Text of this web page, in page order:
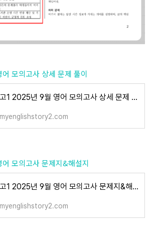
모의고사 상세 문제 풀이
고1 2025년 9월 영어 모의고사 상세 문제 풀이
myenglishstory2.com
모의고사 문제지&해설지
고1 2025년 9월 영어 모의고사 문제지&해설지
myenglishstory2.com